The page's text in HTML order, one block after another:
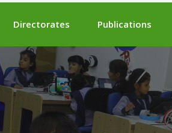
Directorates Publications